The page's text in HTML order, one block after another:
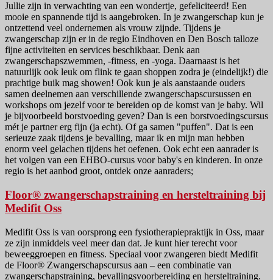
Jullie zijn in verwachting van een wondertje, gefeliciteerd! Een
mooie en spannende tijd is aangebroken. In je zwangerschap kun je
ontzettend veel ondernemen als vrouw zijnde. Tijdens je
zwangerschap zijn er in de regio Eindhoven en Den Bosch talloze
fijne activiteiten en services beschikbaar. Denk aan
zwangerschapszwemmen, -fitness, en -yoga. Daarnaast is het
natuurlijk ook leuk om flink te gaan shoppen zodra je (eindelijk!) die
prachtige buik mag showen! Ook kun je als aanstaande ouders
samen deelnemen aan verschillende zwangerschapscursussen en
workshops om jezelf voor te bereiden op de komst van je baby. Wil
je bijvoorbeeld borstvoeding geven? Dan is een borstvoedingscursus
mét je partner erg fijn (ja echt). Of ga samen "puffen". Dat is een
serieuze zaak tijdens je bevalling, maar ik en mijn man hebben
enorm veel gelachen tijdens het oefenen. Ook echt een aanrader is
het volgen van een EHBO-cursus voor baby's en kinderen. In onze
regio is het aanbod groot, ontdek onze aanraders;
Floor® zwangerschapstraining en hersteltraining bij
Medifit Oss
Medifit Oss is van oorsprong een fysiotherapiepraktijk in Oss, maar
ze zijn inmiddels veel meer dan dat. Je kunt hier terecht voor
beweeggroepen en fitness. Speciaal voor zwangeren biedt Medifit
de Floor® Zwangerschapscursus aan – een combinatie van
zwangerschapstraining, bevallingsvoorbereiding en hersteltraining.